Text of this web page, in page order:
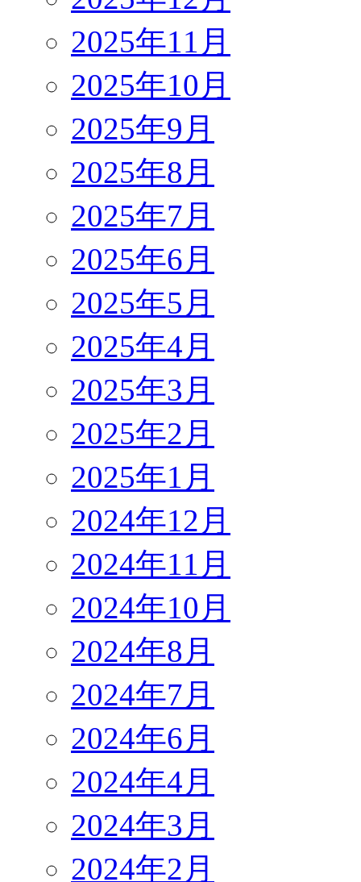
2025年11月
2025年10月
2025年9月
2025年8月
2025年7月
2025年6月
2025年5月
2025年4月
2025年3月
2025年2月
2025年1月
2024年12月
2024年11月
2024年10月
2024年8月
2024年7月
2024年6月
2024年4月
2024年3月
2024年2月